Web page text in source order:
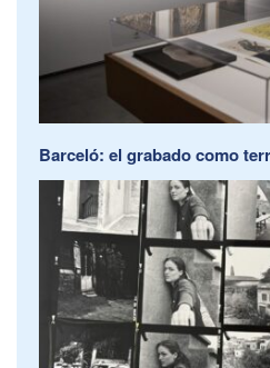
Barceló: el grabado como